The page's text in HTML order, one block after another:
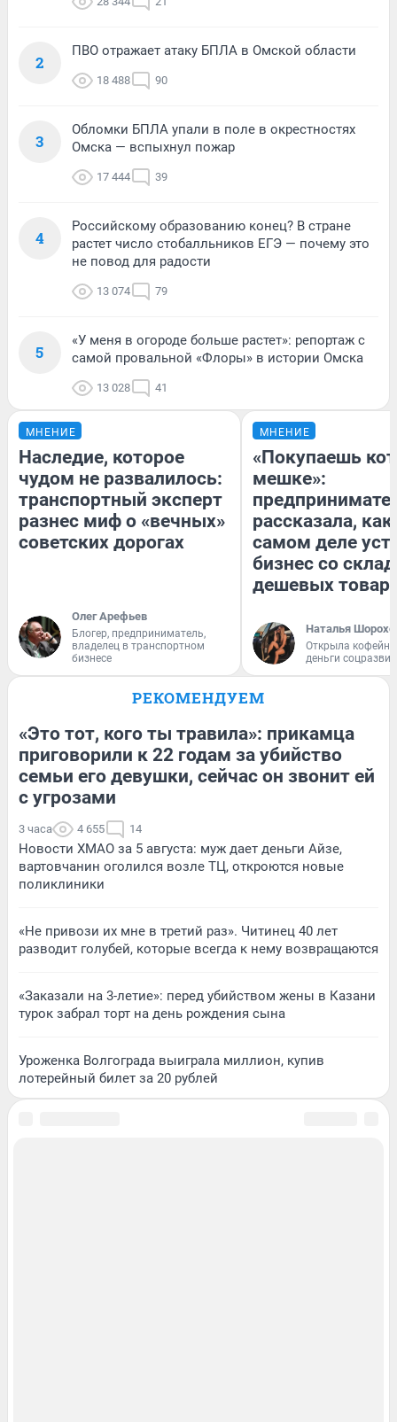
2
ПВО отражает атаку БПЛА в Омской области
18 488 90
3
Обломки БПЛА упали в поле в окрестностях
Омска — вспыхнул пожар
17 444 39
4
Российскому образованию конец? В стране
растет число стобалльников ЕГЭ — почему это
не повод для радости
13 074 79
5
«У меня в огороде больше растет»: репортаж с
самой провальной «Флоры» в истории Омска
13 028 41
МНЕНИЕ
Наследие, которое
чудом не развалилось:
транспортный эксперт
разнес миф о «вечных»
советских дорогах
Олег Арефьев
Блогер, предприниматель,
владелец в транспортном
бизнесе
МНЕНИЕ
«Покупаешь
мешке»:
рассказала, как
самом деле
бизнес со
дешевых
Наталья
Открыла
деньги
РЕКОМЕНДУЕМ
«Это тот, кого ты травила»: прикамца
приговорили к 22 годам за убийство
семьи его девушки, сейчас он звонит ей
с угрозами
3 часа 4 655 14
Новости ХМАО за 5 августа: муж дает деньги Айзе,
вартовчанин оголился возле ТЦ, откроются новые
поликлиники
«Не привози их мне в третий раз». Читинец 40 лет
разводит голубей, которые всегда к нему возвращаются
«Заказали на 3-летие»: перед убийством жены в Казани
турок забрал торт на день рождения сына
Уроженка Волгограда выиграла миллион, купив
лотерейный билет за 20 рублей